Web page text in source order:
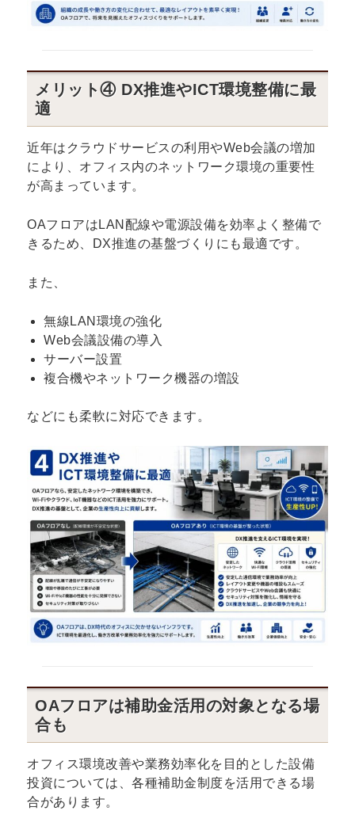
メリット④ DX推進やICT環境整備に最
適
近年はクラウドサービスの利用やWeb会議の増加
により、オフィス内のネットワーク環境の重要性
が高まっています。
OAフロアはLAN配線や電源設備を効率よく整備で
きるため、DX推進の基盤づくりにも最適です。
また、
無線LAN環境の強化
Web会議設備の導入
サーバー設置
複合機やネットワーク機器の増設
などにも柔軟に対応できます。
OAフロアは補助金活用の対象となる場
合も
オフィス環境改善や業務効率化を目的とした設備
投資については、各種補助金制度を活用できる場
合があります。